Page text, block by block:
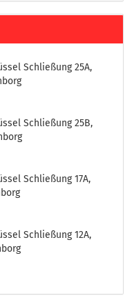
Schließung 25A,
Schließung 25B,
Schließung 17A,
Schließung 12A,